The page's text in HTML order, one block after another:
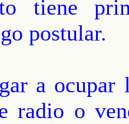
tiene
postular.
a ocupar
radio o